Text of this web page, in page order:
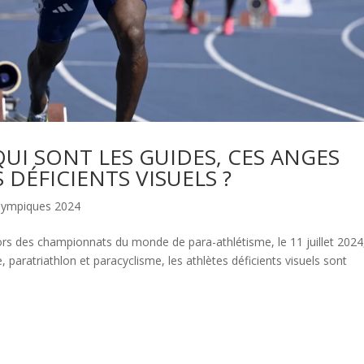
SONT LES GUIDES, CES ANGES
VISUELS ?
2024
des championnats du monde de para-athlétisme, le 11 juillet
paratriathlon et paracyclisme, les athlètes déficients visuels sont